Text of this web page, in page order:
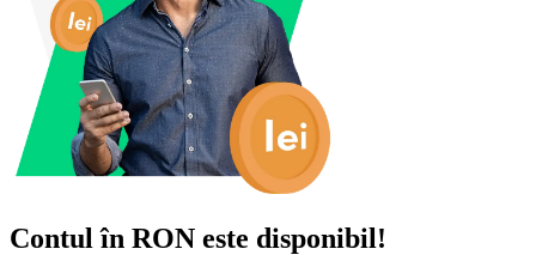
Contul în RON este disponibil!